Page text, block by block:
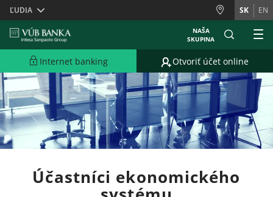
Skiplinks
ĽUDIA SK EN
NAŠA
SKUPINA
Internet banking Otvoriť účet online
Účastníci ekonomického